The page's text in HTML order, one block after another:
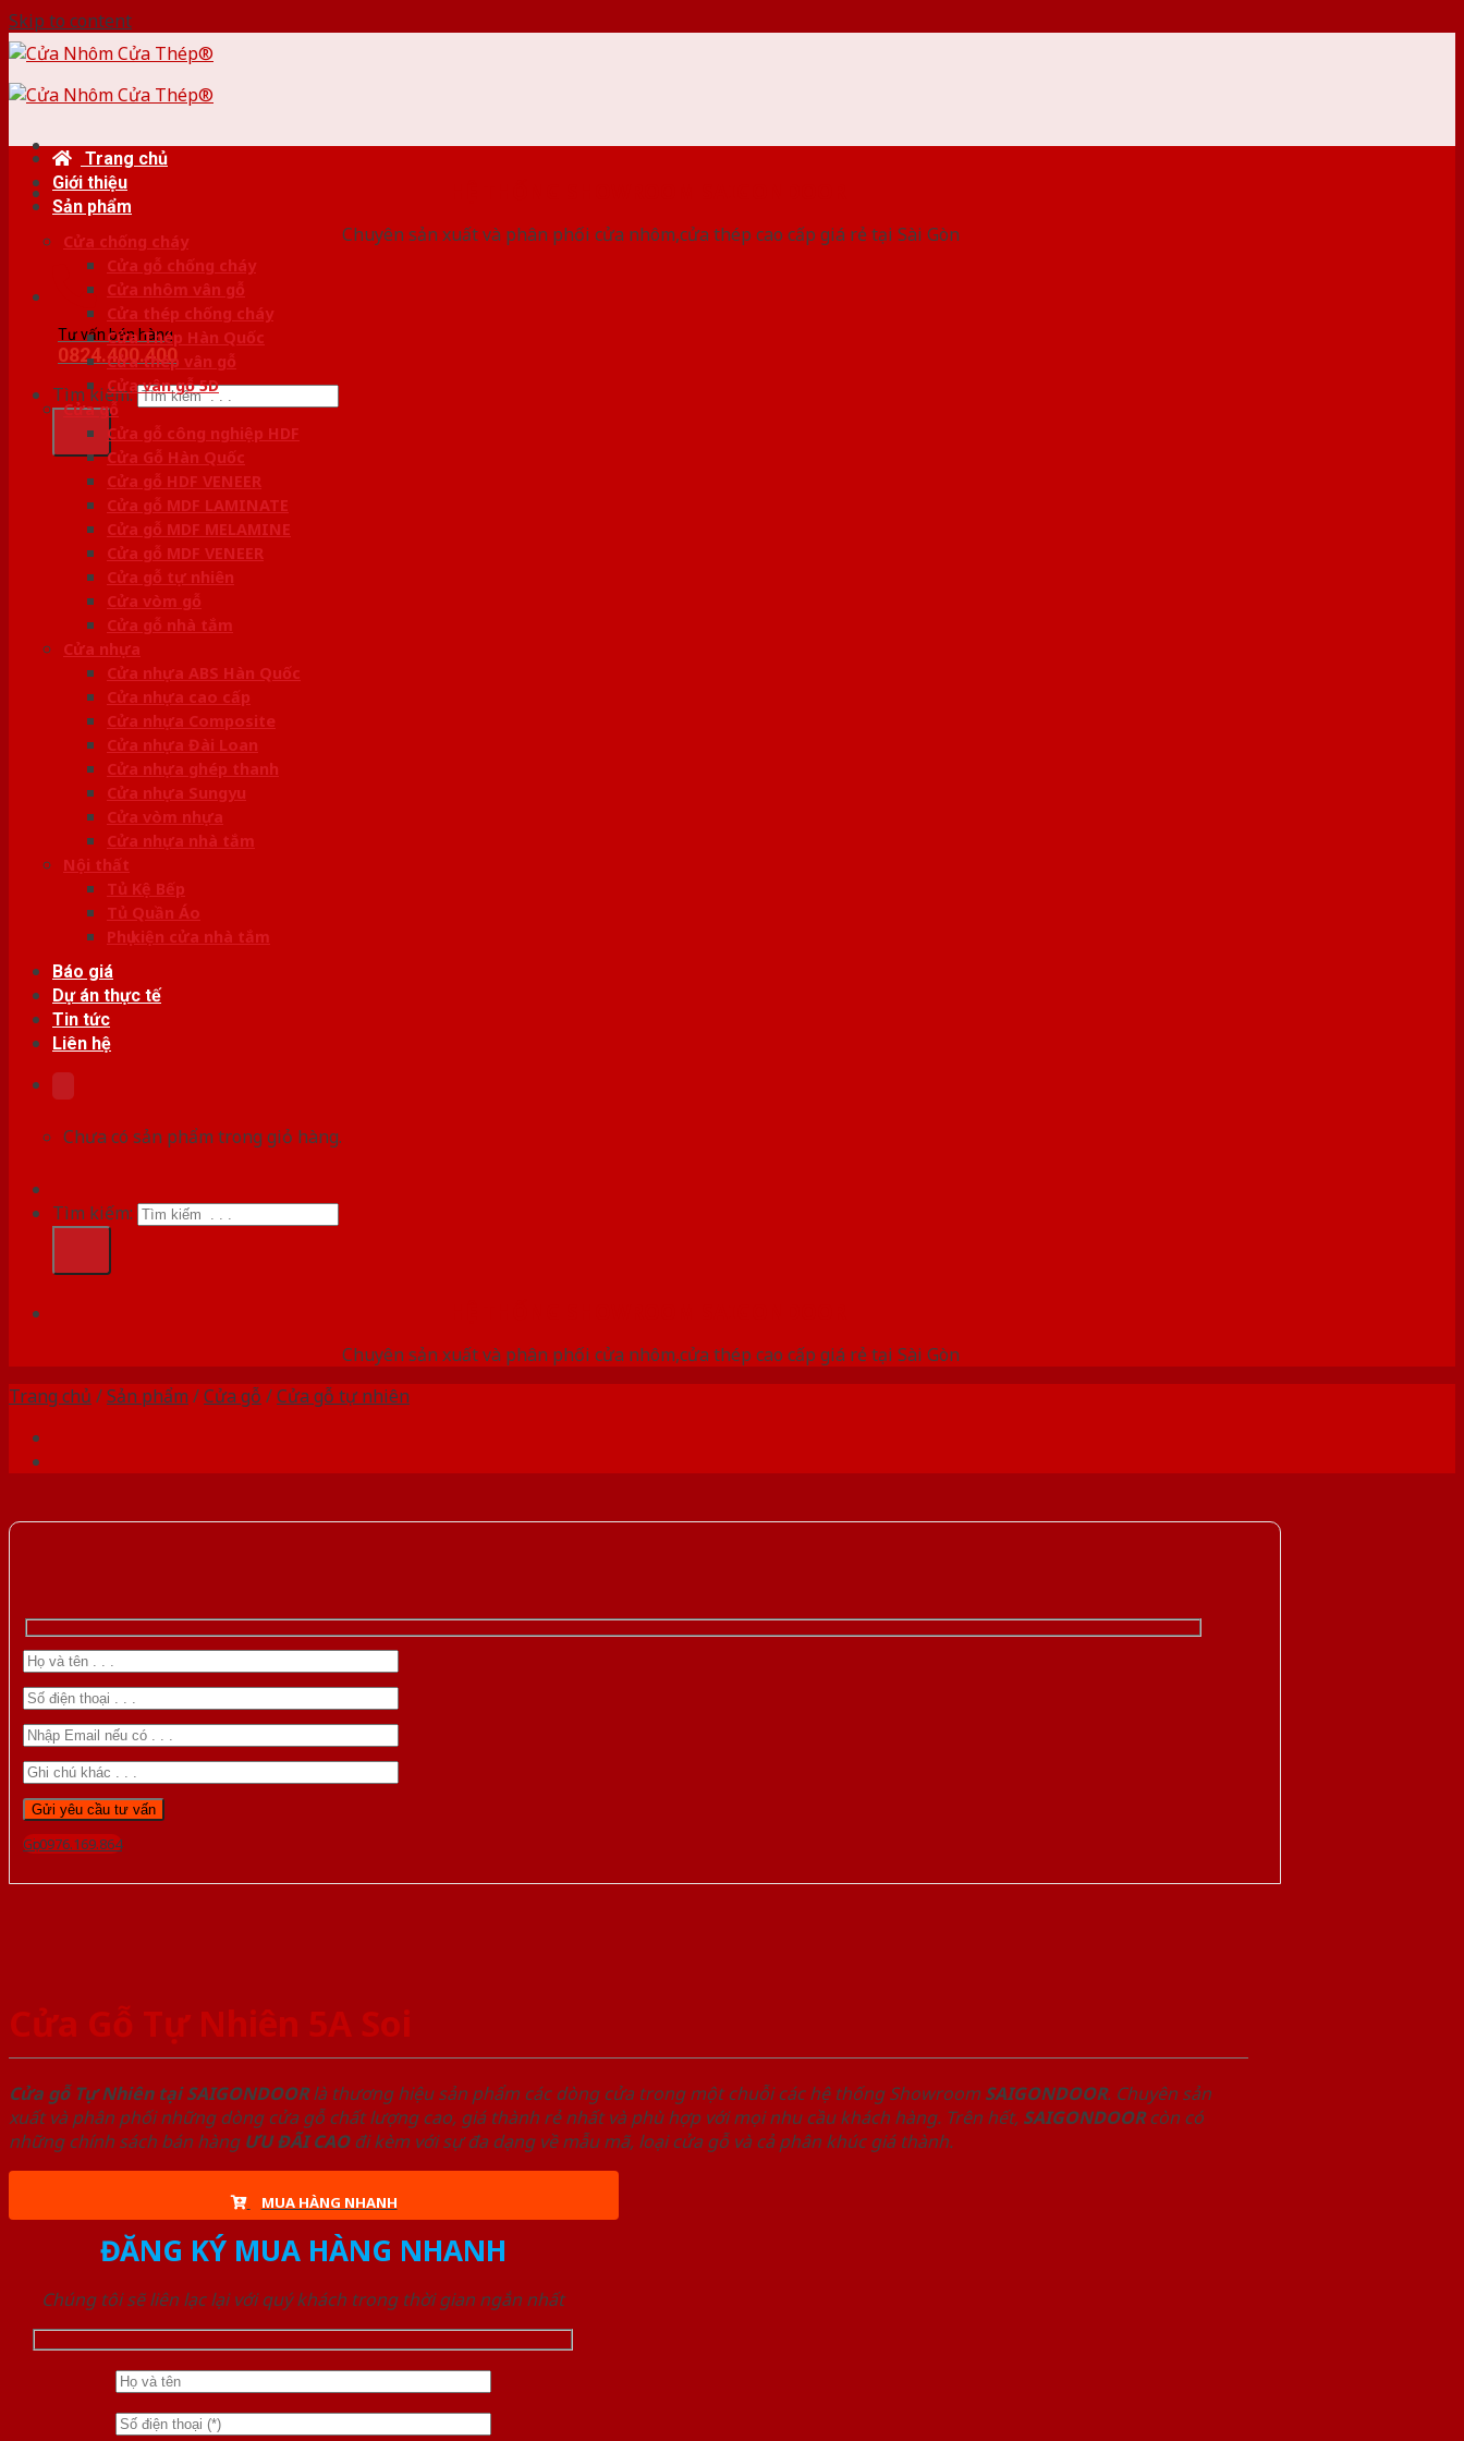
Skip to content
Chuyên sản xuất và phân phối cửa nhôm,cửa thép cao cấp giá rẻ tại Sài Gòn
Tư vấn bán hàng
0824.400.400
Tìm kiếm:
Trang chủ
Giới thiệu
Sản phẩm
Cửa chống cháy
Cửa gỗ chống cháy
Cửa nhôm vân gỗ
Cửa thép chống cháy
Cửa Thép Hàn Quốc
Cửa thép vân gỗ
Cửa vân gỗ 5D
Cửa gỗ
Cửa gỗ công nghiệp HDF
Cửa Gỗ Hàn Quốc
Cửa gỗ HDF VENEER
Cửa gỗ MDF LAMINATE
Cửa gỗ MDF MELAMINE
Cửa gỗ MDF VENEER
Cửa gỗ tự nhiên
Cửa vòm gỗ
Cửa gỗ nhà tắm
Cửa nhựa
Cửa nhựa ABS Hàn Quốc
Cửa nhựa cao cấp
Cửa nhựa Composite
Cửa nhựa Đài Loan
Cửa nhựa ghép thanh
Cửa nhựa Sungyu
Cửa vòm nhựa
Cửa nhựa nhà tắm
Nội thất
Tủ Kệ Bếp
Tủ Quần Áo
Phụ kiện cửa nhà tắm
Báo giá
Dự án thực tế
Tin tức
Liên hệ
Chưa có sản phẩm trong giỏ hàng.
Tìm kiếm:
Chuyên sản xuất và phân phối cửa nhôm,cửa thép cao cấp giá rẻ tại Sài Gòn
Trang chủ /Sản phẩm /Cửa gỗ /Cửa gỗ tự nhiên
Gọi 0976.169.864
Cửa Gỗ Tự Nhiên 5A Soi
Cửa gỗ Tự Nhiên tại SAIGONDOORlà thương hiệu sản phẩm các dòng cửa trong một chuỗi các hệ thống Showroom SAIGONDOOR. Chuyên sản
xuất và phân phối những dòng cửa gỗ chất lượng cao, giá thành rẻ nhất và phù hợp với mọi nhu cầu khách hàng. Trên hết, SAIGONDOORcòn có
những chính sách bán hàng ƯU ĐÃI CAOđi kèm với sự đa dạng về mẫu mã, loại cửa gỗ và cả phân khúc giá thành.
MUA HÀNG NHANH
ĐĂNG KÝ MUA HÀNG NHANH
Chúng tôi sẽ liên lạc lại với quý khách trong thời gian ngắn nhất